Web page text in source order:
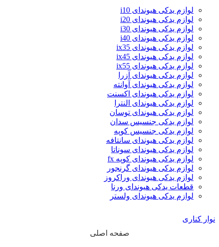
لوازم یدکی هیوندای i10
لوازم یدکی هیوندای i20
لوازم یدکی هیوندای i30
لوازم یدکی هیوندای i40
لوازم یدکی هیوندای ix35
لوازم یدکی هیوندای ix45
لوازم یدکی هیوندای ix55
لوازم یدکی هیوندای آزرا
لوازم یدکی هیوندای آوانته
لوازم یدکی هیوندای اکسنت
لوازم یدکی هیوندای النترا
لوازم یدکی هیوندای توسان
لوازم یدکی جنسیس سدان
لوازم یدکی جنسیس کوپه
لوازم یدکی هیوندای سانتافه
لوازم یدکی هیوندای سوناتا
لوازم یدکی هیوندای کوپه fx
لوازم یدکی هیوندای گرنجور
لوازم یدکی هیوندای وراکروز
قطعات یدکی هیوندای ورنا
لوازم یدکی هیوندای ولستر
نوار کناری
صفحه اصلی